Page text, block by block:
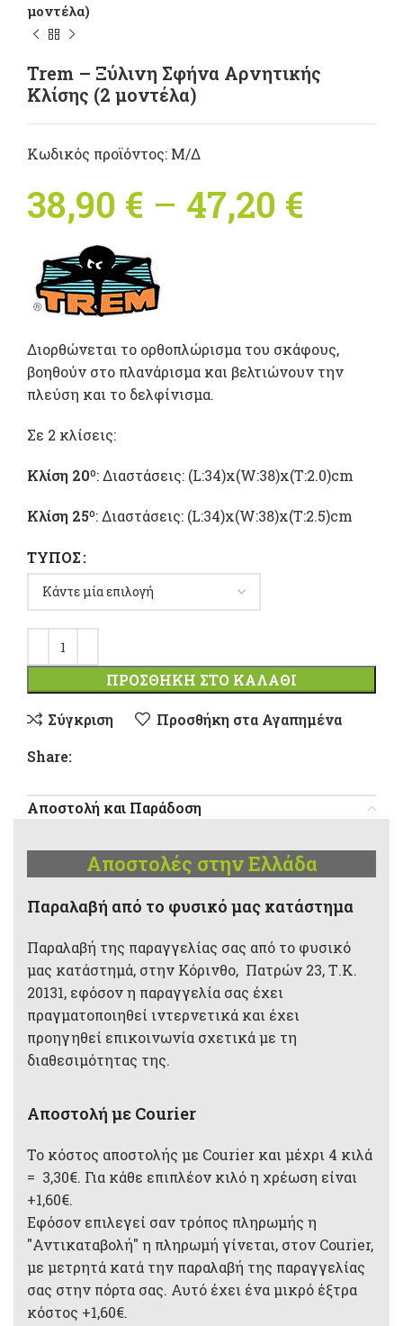
μοντέλα)
Trem – Ξύλινη Σφήνα Αρνητικής
Κλίσης (2 μοντέλα)
Κωδικός προϊόντος: Μ/Δ
38,90 € – 47,20 €
47,20
Διορθώνεται το ορθοπλώρισμα του σκάφους,
βοηθούν στο πλανάρισμα και βελτιώνουν την
πλεύση και το δελφίνισμα.
Σε 2 κλίσεις:
Κλίση 20º: Διαστάσεις: (L:34)x(W:38)x(T:2.0)cm
Κλίση 25º: Διαστάσεις: (L:34)x(W:38)x(T:2.5)cm
ΤΎΠΟΣ
ΠΡΟΣΘΉΚΗ ΣΤΟ ΚΑΛΆΘΙ
Σύγκριση
Προσθήκη στα Αγαπημένα
Share:
Αποστολή και Παράδοση
Αποστολές στην Ελλάδα
Παραλαβή από το φυσικό μας κατάστημα
Παραλαβή της παραγγελίας σας από το φυσικό
μας κατάστημά, στην Κόρινθο, Πατρών 23, Τ.Κ.
20131, εφόσον η παραγγελία σας έχει
πραγματοποιηθεί ιντερνετικά και έχει
προηγηθεί επικοινωνία σχετικά με τη
διαθεσιμότητας της.
Αποστολή με Courier
Το κόστος αποστολής με Courier και μέχρι 4 κιλά
= 3,30€. Για κάθε επιπλέον κιλό η χρέωση είναι
+1,60€.
Εφόσον επιλεγεί σαν τρόπος πληρωμής η
"Αντικαταβολή" η πληρωμή γίνεται, στον Courier,
με μετρητά κατά την παραλαβή της παραγγελίας
σας στην πόρτα σας. Αυτό έχει ένα μικρό έξτρα
κόστος +1,60€.